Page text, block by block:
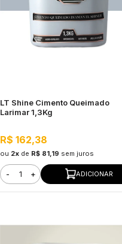
LT Shine Cimento Queimado
Larimar 1,3Kg
R$ 162,38
ou 2x de R$ 81,19 sem juros
- + ADICIONAR